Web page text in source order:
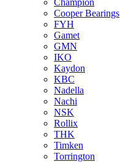
Champion
Cooper Bearings
FYH
Gamet
GMN
IKO
Kaydon
KBC
Nadella
Nachi
NSK
Rollix
THK
Timken
Torrington